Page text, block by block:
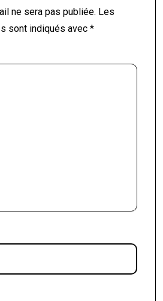
ne sera pas publiée. Les
sont indiqués avec *